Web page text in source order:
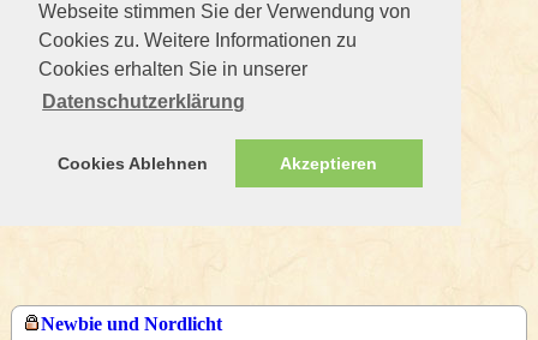
Webseite stimmen Sie der Verwendung von
Cookies zu. Weitere Informationen zu
Cookies erhalten Sie in unserer
Datenschutzerklärung
Cookies Ablehnen Akzeptieren
Newbie und Nordlicht